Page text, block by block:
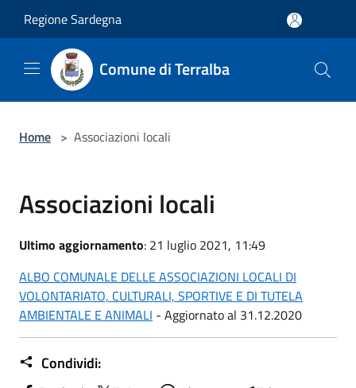
Regione Sardegna
Comune di Terralba
Home > Associazioni locali
Associazioni locali
Ultimo aggiornamento: 21 luglio 2021, 11:49
ALBO COMUNALE DELLE ASSOCIAZIONI LOCALI DI
VOLONTARIATO, CULTURALI, SPORTIVE E DI TUTELA
AMBIENTALE E ANIMALI - Aggiornato al 31.12.2020
Condividi: